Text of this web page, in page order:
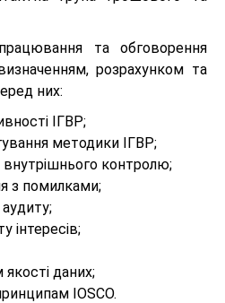
та обговорення
розрахунком та
них:
ІГВР;
методики ІГВР;
контролю;
з помилками;
аудиту;
інтересів;
даних;
IOSCO.